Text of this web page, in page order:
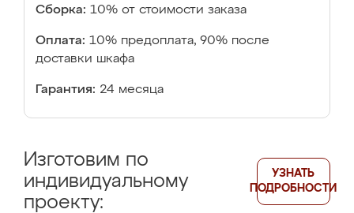
Сборка: 10% от стоимости заказа
Оплата: 10% предоплата, 90% после
доставки шкафа
Гарантия: 24 месяца
Изготовим по
индивидуальному
проекту:
УЗНАТЬ
ПОДРОБНОСТИ